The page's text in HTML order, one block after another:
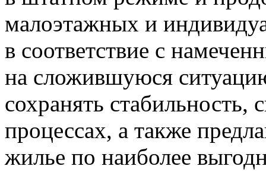
малоэтажных и
в соответствие с
на сложившуюся
сохранять стабильность,
процессах, а также
жилье по наиболее